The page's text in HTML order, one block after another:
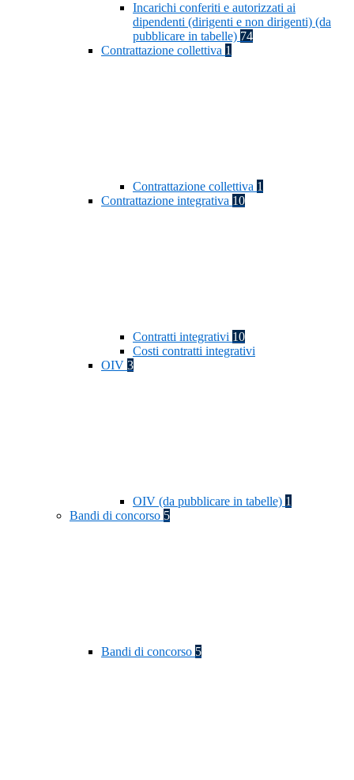
Incarichi conferiti e autorizzati ai
dipendenti (dirigenti e non dirigenti) (da
pubblicare in tabelle) 74
Contrattazione collettiva 1
Contrattazione collettiva 1
Contrattazione integrativa 10
Contratti integrativi 10
Costi contratti integrativi
OIV 3
OIV (da pubblicare in tabelle) 1
Bandi di concorso 5
Bandi di concorso 5